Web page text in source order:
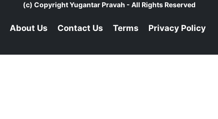
(c) CopyrightYugantar Pravah - All Rights Reserved
About Us Contact Us Terms Privacy Policy